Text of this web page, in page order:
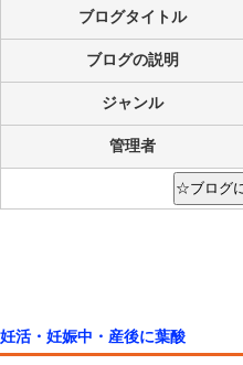
ブログタイトル
ブログの説明
ジャンル
管理者
妊活・妊娠中・産後に葉酸